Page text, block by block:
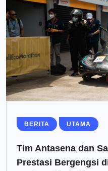
BERITA UTAMA
Tim Antasena dan
Prestasi Bergengsi